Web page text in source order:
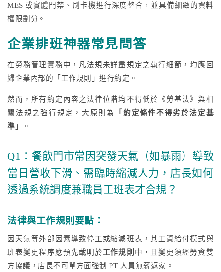
MES 或實體門禁、刷卡機進行深度整合，並具備細緻的資料
權限劃分。
企業排班神器常見問答
在勞務管理實務中，凡法規未詳盡規定之執行細節，均應回
歸企業內部的「工作規則」進行約定。
然而，所有約定內容之法律位階均不得低於《勞基法》與相
關法規之強行規定，大原則為
「約定條件不得劣於法定基
準」
。
Q1：餐飲門市常因突發天氣（如暴雨）導致
當日營收下滑、需臨時縮減人力，店長如何
透過系統調度兼職員工班表才合規？
法律與工作規則要點：
因天氣等外部因素導致停工或縮減班表，其工資給付模式與
班表變更程序應預先載明於工作規則 中，且變更須經勞資雙
方協議，店長不可單方面強制 PT 人員無薪返家。